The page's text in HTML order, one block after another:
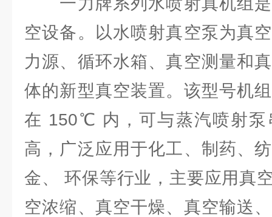
空设备。以水喷射真空泵为真
力源、循环水箱、真空测量和
体的新型真空装置。该型号机
在 150℃ 内，可与蒸汽喷射泵
高，广泛应用于化工、制药、
金、 环保等行业，主要应用真
空浓缩、真空干燥、真空输送